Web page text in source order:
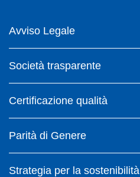
Avviso Legale
Società trasparente
Certificazione qualità
Parità di Genere
Strategia per la sostenibilità